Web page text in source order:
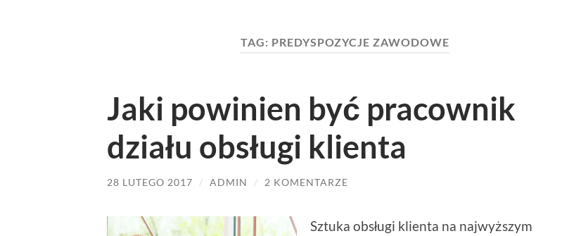
TAG: PREDYSPOZYCJE ZAWODOWE
Jaki powinien być pracownik
działu obsługi klienta
28 LUTEGO 2017 / ADMIN / 2 KOMENTARZE
Sztuka obsługi klienta na najwyższym